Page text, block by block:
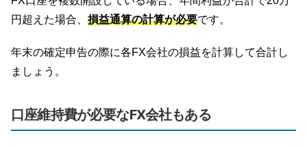
円超えた場合、 損益通算の計算が必要です。
年末の確定申告の際に各FX会社の損益を計算して合計し
ましょう。
口座維持費が必要なFX会社もある